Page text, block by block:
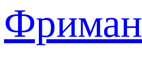
Фриман